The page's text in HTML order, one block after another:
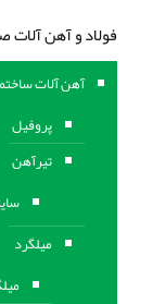
فولاد و آهن آلات
آهن آلات
پروفیل
تیرآهن
میلگرد